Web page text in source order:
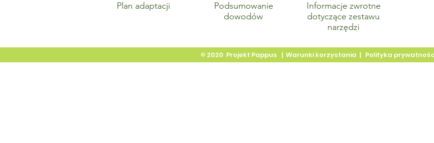
Plan adaptacji
Podsumowanie
dowodów
Informacje zwrotne
dotyczące zestawu
narzędzi
© 2020 Projekt Pappus | Warunki korzystania | Polityka